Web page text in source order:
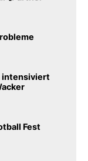
intensiviert
Fest